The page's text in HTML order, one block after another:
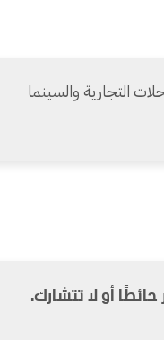
التجارية والسينما
أو لا تتشارك.